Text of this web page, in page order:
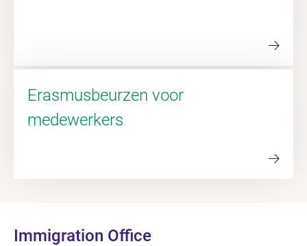
Erasmusbeurzen voor
medewerkers
Immigration Office